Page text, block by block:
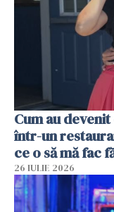
Cum au
într-un
ce o să mă fac
26 IULIE 2026